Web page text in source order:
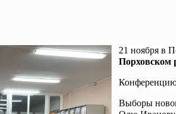
21 ноября в
Порховском
Конференцию
Выборы